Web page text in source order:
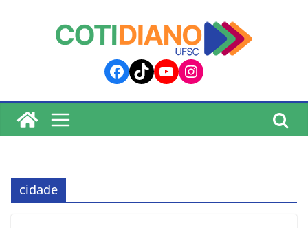
Facebook
TikTokYouTube
Instagram
cidade